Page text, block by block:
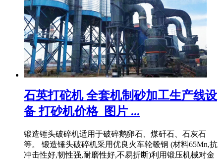
石英打砣机 全套机制砂加工生产线设
备 打砂机价格_图片 ...
锻造锤头破碎机适用于破碎鹅卵石、煤矸石、石灰石
等。 锻造锤头破碎机采用优良火车轮毂钢 (材料65Mn,抗
冲击性好,韧性强,耐磨性好,不易折断)利用锻压机械对金